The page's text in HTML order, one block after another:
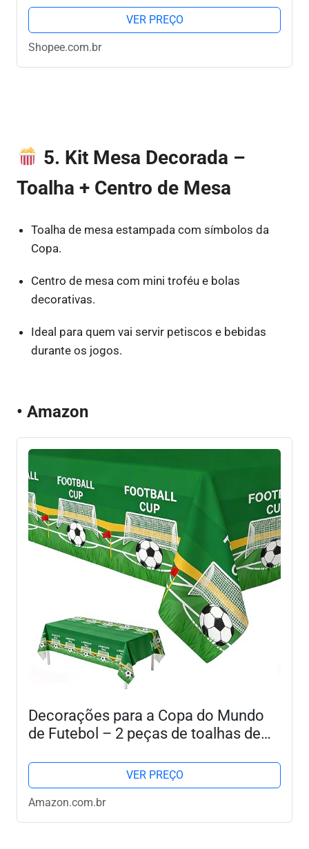
VER PREÇO
Shopee.com.br
5. Kit Mesa Decorada –
Toalha + Centro de Mesa
Toalha de mesa estampada com símbolos da
Copa.
Centro de mesa com mini troféu e bolas
decorativas.
Ideal para quem vai servir petiscos e bebidas
durante os jogos.
• Amazon
Decorações para a Copa do Mundo
de Futebol – 2 peças de toalhas de
escuro, toalhas de mesa de plástico
descartáveis, 137 x 274...
VER PREÇO
Amazon.com.br